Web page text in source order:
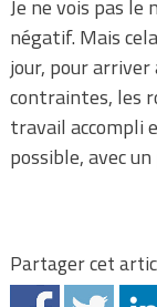
Je ne vois pas le
négatif. Mais
jour, pour arriver
contraintes, les
travail accompli
possible, avec
Partager cet